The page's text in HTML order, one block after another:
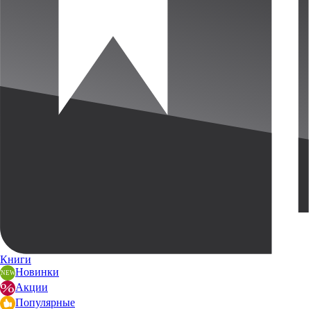
Книги
Новинки
Акции
Популярные